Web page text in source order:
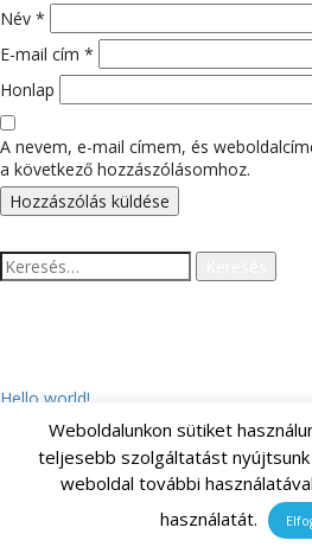
Név *
E-mail cím *
Honlap
A nevem, e-mail címem, és
a következő hozzászólásomhoz.
Keresés:
Hello world!
LEGUTÓBBI
Weboldalunkon sütiket
teljesebb szolgáltatást
weboldal további
használatát.